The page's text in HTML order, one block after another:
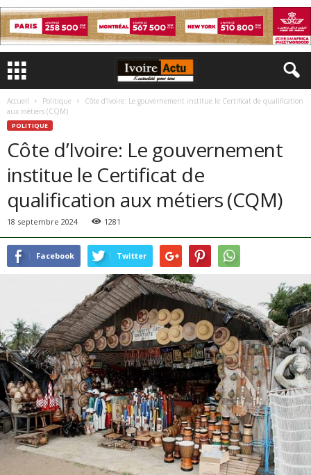
Accueil Politique
Côte d’Ivoire: Le gouvernement institue le Certificat de qualification
aux métiers (CQM)
POLITIQUE
Côte d’Ivoire: Le gouvernement
institue le Certificat de
qualification aux métiers (CQM)
18 septembre 2024 1281
Facebook Twitter